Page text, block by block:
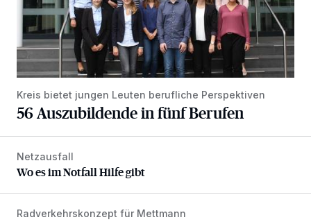
Kreis bietet jungen Leuten berufliche Perspektiven
56 Auszubildende in fünf Berufen
Wo es im Notfall Hilfe gibt
Netzausfall
Wo es im Notfall Hilfe gibt
Radverkehr und neuer Straßenname
Radverkehrskonzept für Mettmann